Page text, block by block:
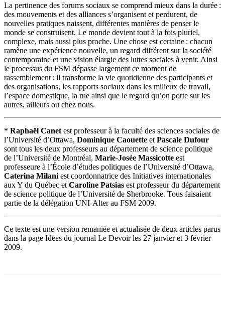
La pertinence des forums sociaux se comprend mieux dans la durée :
des mouvements et des alliances s’organisent et perdurent, de
nouvelles pratiques naissent, différentes manières de penser le
monde se construisent. Le monde devient tout à la fois pluriel,
complexe, mais aussi plus proche. Une chose est certaine : chacun
ramène une expérience nouvelle, un regard différent sur la société
contemporaine et une vision élargie des luttes sociales à venir. Ainsi
le processus du FSM dépasse largement ce moment de
rassemblement : il transforme la vie quotidienne des participants et
des organisations, les rapports sociaux dans les milieux de travail,
l’espace domestique, la rue ainsi que le regard qu’on porte sur les
autres, ailleurs ou chez nous.
* Raphaël Canet est professeur à la faculté des sciences sociales de
l’Université d’Ottawa, Dominique Caouette et Pascale Dufour
sont tous les deux professeurs au département de science politique
de l’Université de Montréal, Marie-Josée Massicotte est
professeure à l’École d’études politiques de l’Université d’Ottawa,
Caterina Milani est coordonnatrice des Initiatives internationales
aux Y du Québec et Caroline Patsias est professeur du département
de science politique de l’Université de Sherbrooke. Tous faisaient
partie de la délégation UNI-Alter au FSM 2009.
Ce texte est une version remaniée et actualisée de deux articles parus
dans la page Idées du journal Le Devoir les 27 janvier et 3 février
2009.